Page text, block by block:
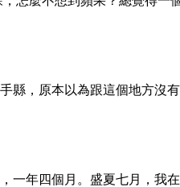
縣，原本以為跟這個地方沒
一年四個月。盛夏七月，我